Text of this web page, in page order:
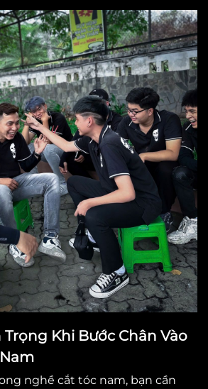
Trọng Khi Bước Chân Vào
nghề cắt tóc nam, bạn cần